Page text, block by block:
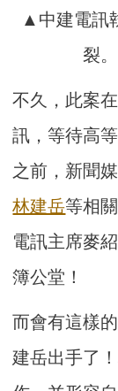
▲中建電訊
裂
不久，此案
訊，等待高
之前，新聞
林建岳等相
電訊主席麥
簿公堂！
而會有這樣
建岳出手了